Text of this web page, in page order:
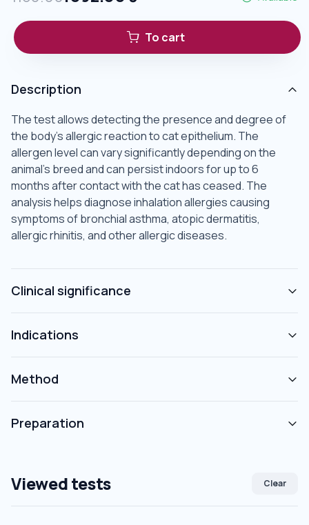
To cart
Description
The test allows detecting the presence and degree of
the body's allergic reaction to cat epithelium. The
allergen level can vary significantly depending on the
animal's breed and can persist indoors for up to 6
months after contact with the cat has ceased. The
analysis helps diagnose inhalation allergies causing
symptoms of bronchial asthma, atopic dermatitis,
allergic rhinitis, and other allergic diseases.
Clinical significance
Indications
Method
Preparation
Viewed tests Clear